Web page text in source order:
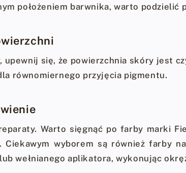
położeniem barwnika, warto podzielić
upewnij się, że powierzchnia skóry jest
równomiernego przyjęcia pigmentu.
Warto sięgnąć po farby marki
wyborem są również farby
wełnianego aplikatora, wykonując